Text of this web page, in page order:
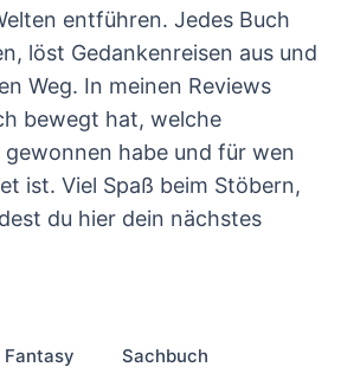
entführen. Jedes Buch
löst Gedankenreisen aus und
Weg. In meinen Reviews
bewegt hat, welche
habe und für wen
ist. Viel Spaß beim Stöbern,
du hier dein nächstes
Fantasy
Sachbuch